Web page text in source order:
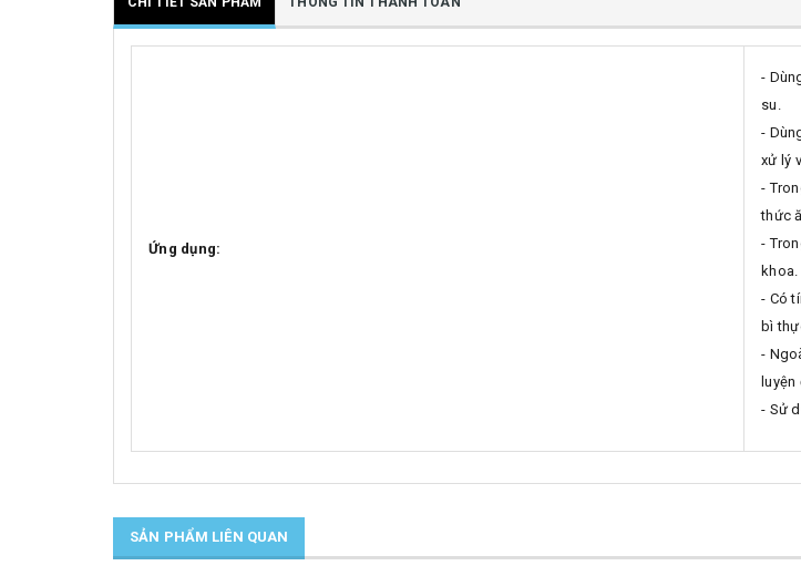
Ứng dụng:
-
su.
-
xử lý
-
thức
-
khoa.
- Có
bì
-
- Sử
SẢN PHẨM LIÊN QUAN